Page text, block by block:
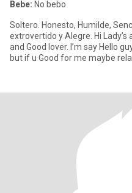
Bebe: No bebo
Soltero. Honesto, Humilde,
extrovertido y Alegre. Hi
and Good lover. I’m say Hello
but if u Good for me maybe